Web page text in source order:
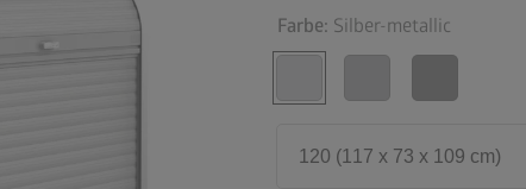
Farbe: Silber-metallic
120 (117 x 73 x 109 cm)